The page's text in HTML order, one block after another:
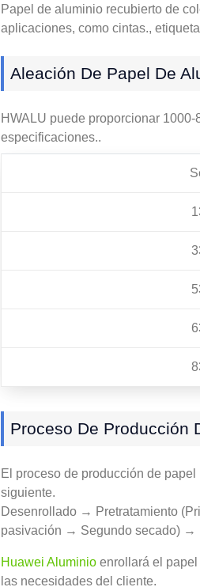
Papel de aluminio recubierto de
aplicaciones, como cintas.,
Aleación De Papel De
HWALU puede proporcionar
especificaciones..
Proceso De Producción
El proceso de producción de
siguiente.
Desenrollado → Pretratamiento
pasivación → Segundo secado) →
Huawei Aluminio enrollará el
las necesidades del cliente.